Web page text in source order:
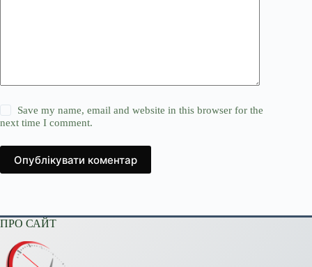
Save my name, email and website in this browser for the
next time I comment.
Опублікувати коментар
ПРО САЙТ